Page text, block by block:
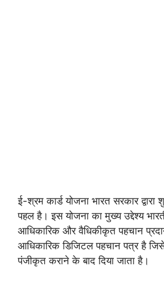
ई-श्रम कार्ड योजना भारत सरकार
पहल है। इस योजना का मुख्य उद्देश्य
आधिकारिक और वैधिकीकृत पहचान
आधिकारिक डिजिटल पहचान पत्र है
पंजीकृत कराने के बाद दिया जाता है।